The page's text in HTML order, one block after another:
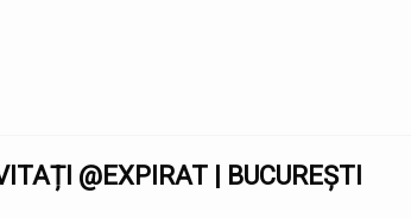
@EXPIRAT | BUCUREȘTI